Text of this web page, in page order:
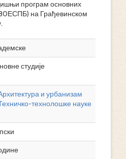
програм основних
на Грађевинском
студије
и урбанизам
технолошке науке